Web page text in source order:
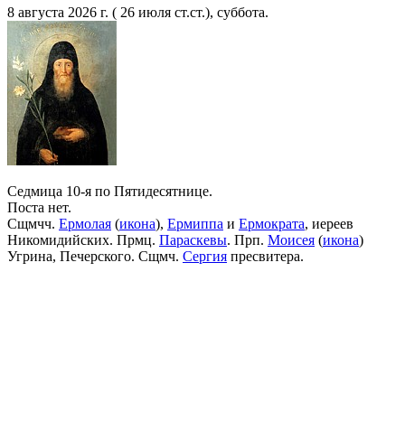
8 августа 2026 г. ( 26 июля ст.ст.), суббота.
Седмица 10-я по Пятидесятнице.
Поста нет.
Сщмчч. Ермолая (икона), Ермиппа и Ермократа, иереев
Никомидийских. Прмц. Параскевы. Прп. Моисея (икона)
Угрина, Печерского. Сщмч. Сергия пресвитера.